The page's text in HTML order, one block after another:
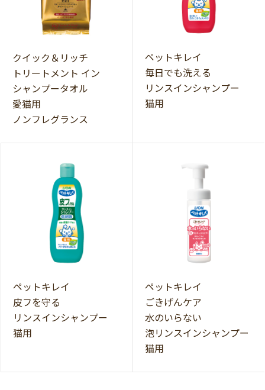
クイック＆リッチ
トリートメント イン
シャンプータオル
愛猫用
ノンフレグランス
ペットキレイ
毎日でも洗える
リンスインシャンプー
猫用
ペットキレイ
皮フを守る
リンスインシャンプー
猫用
ペットキレイ
ごきげんケア
水のいらない
泡リンスインシャンプー
猫用